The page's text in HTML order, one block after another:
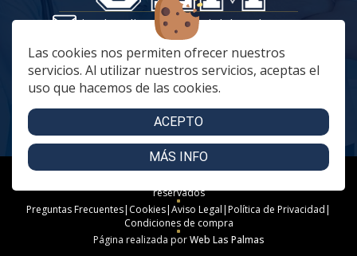
Las cookies nos permiten ofrecer nuestros
servicios. Al utilizar nuestros servicios, aceptas el
uso que hacemos de las cookies.
ACEPTO
MÁS INFO
tiendaonline@vestuariolaboralmc.com
928 67 70 47
lunes a Jueves: 8:00 a 16:00 | viernes: 8:00 a 15:00
C. Betania, 57, 35018 Las Palmas de Gran Canaria
C. Archivero Joaquín Blanco Montesdeoca, 20
reservados
Preguntas Frecuentes| Cookies|Aviso Legal|Política de Privacidad|
Condiciones de compra
Página realizada porWeb Las Palmas